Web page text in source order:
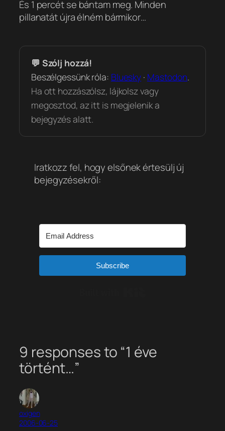
És 1 percét se bántam meg. Minden
pillanatát újra élném bármikor…
💬 Szólj hozzá!
Beszélgessünk róla: Bluesky · Mastodon.
Ha ott hozzászólsz, lájkolsz vagy
megosztod, az itt is megjelenik a
bejegyzés alatt.
Iratkozz fel, hogy elsőnek értesülj új
bejegyzésekről:
Subscribe
9 responses to “1 éve
történt…”
oxigen
2006-06-25